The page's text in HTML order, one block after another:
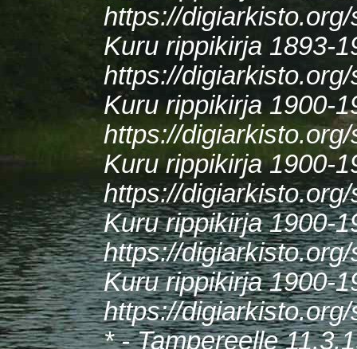
https://
Kuru rippikirja 1893-
https://
Kuru rippikirja 1900-
https://
Kuru rippikirja 1900-
https://
Kuru rippikirja 1900-
https://
Kuru rippikirja 1900-
https://
* - Tampereelle